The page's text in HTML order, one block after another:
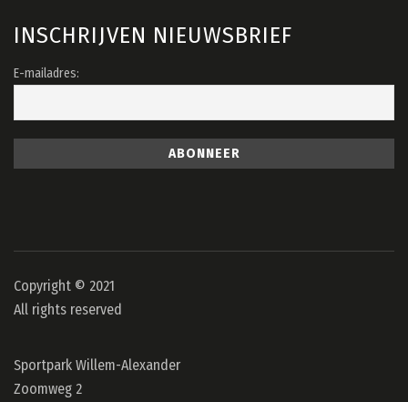
INSCHRIJVEN NIEUWSBRIEF
E-mailadres:
Copyright © 2021
All rights reserved
Sportpark Willem-Alexander
Zoomweg 2